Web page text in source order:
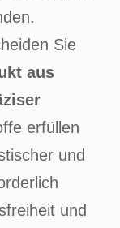
Sie
aus
erfüllen
und
und